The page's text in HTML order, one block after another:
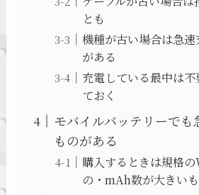
とも
機種が古い場合は急
がある
充電している最中は
ておく
モバイルバッテリーでも
ものがある
購入するときは規格
の・mAh数が大きい